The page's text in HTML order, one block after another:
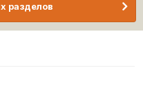
разделов